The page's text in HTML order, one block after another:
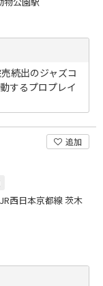
続出のジャズコ
するプロプレイ
追加
西日本京都線 茨木